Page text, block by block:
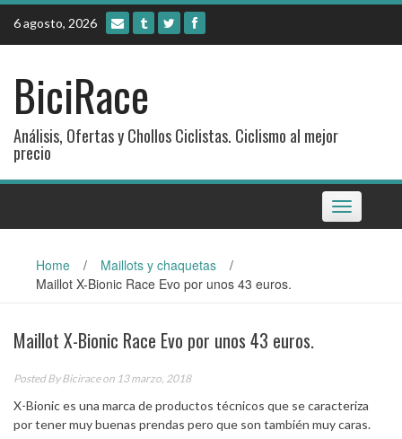
Skip
content
6 agosto, 2026
BiciRace
Análisis, Ofertas y Chollos Ciclistas. Ciclismo al mejor
precio
Toggle
navigation
Home / Maillots y chaquetas
/
Maillot X-Bionic Race Evo por unos 43 euros.
Maillot X-Bionic Race Evo por unos 43 euros.
Posted ByBiciraceon 13 marzo, 2018
X-Bionic es una marca de productos técnicos que se caracteriza
por tener muy buenas prendas pero que son también muy caras.